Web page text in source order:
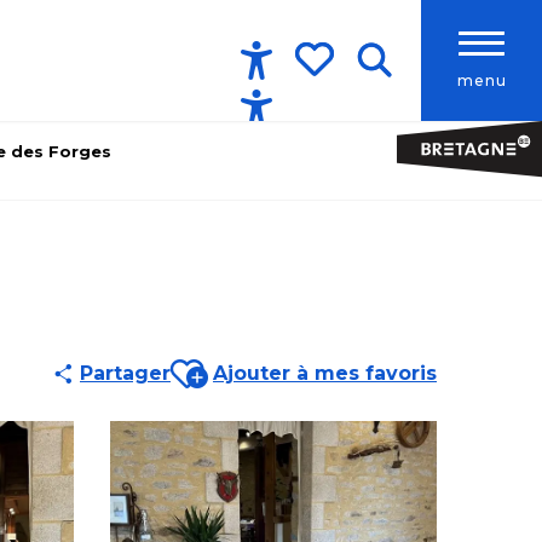
menu
Accessibilité
des Forges
PartagerAjouter aux favoris
Ajouter à mes favoris